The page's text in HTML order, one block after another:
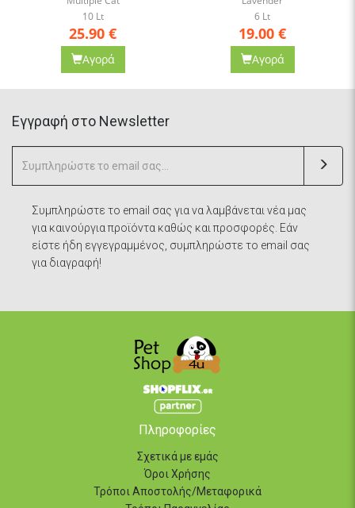
19.00
Αγορά
25.90
Αγορά
Eγγραφή στο Newsletter
Συμπληρώστε το email σας για να λαμβάνεται νέα μας
για καινούργια προϊόντα καθώς και προσφορές. Εάν
είστε ήδη εγγεγραμμένος, συμπληρώστε το email σας
για διαγραφή!
Πληροφορίες
Σχετικά με εμάς
Όροι Χρήσης
Τρόποι Αποστολής/Μεταφορικά